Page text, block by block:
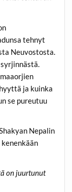
tehnyt
Neuvostosta.
ja kuinka
se pureutuu
Nepalin
on juurtunut